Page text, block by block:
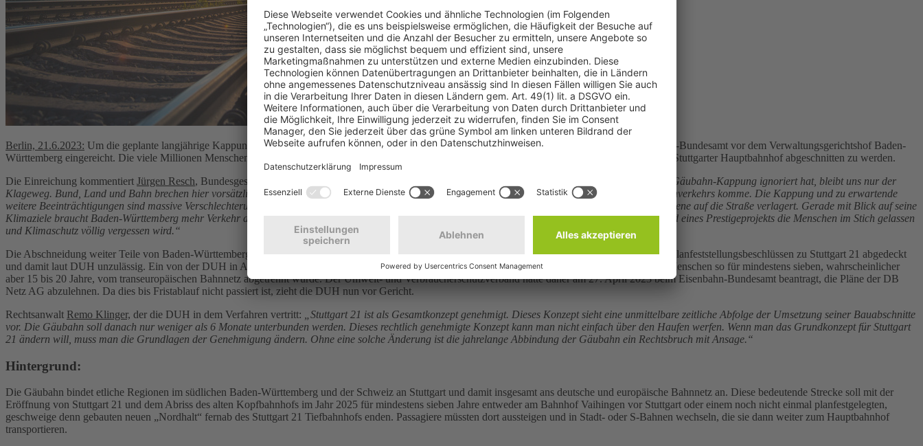
© nadianb - Adobe Stock
Berlin, 21.6.2023: Um die geplante langjährige Kappung der „Gäubahn“ zu verhindern, hat die Deutsche Umwelthilfe (DUH) Klage gegen das Eisenbahn-Bundesamt vor dem Verwaltungsgerichtshof Baden-
Württemberg eingereicht. Die viele Millionen Menschen ans transeuropäische Bahnnetz anbindende Bahn droht mit Inbetriebnahme von Stuttgart 21 vom Stuttgarter Hauptbahnhof abgeschnitten zu werden.
Die Einreichung kommentiert Jürgen Resch, Bundesgeschäftsführer der DUH:
„Nachdem das Eisenbahn-Bundesamt unseren Antrag auf Ablehnung der Gäubahn-Kappung ignoriert hat, bleibt uns nur der
Klageweg. Bund, Land und Bahn brechen hier vorsätzlich das Gesetz und ihr Versprechen, dass es durch Stuttgart 21 zu keiner Verschlechterung des Bahnverkehrs komme. Die Kappung und zu erwartende
weitere Beeinträchtigungen sind massive Verschlechterungen für Millionen Menschen. Das hätte nicht zuletzt die Folge, dass sich der Verkehr von der Schiene auf die Straße verlagert. Gerade mit Blick auf seine
Klimaziele braucht Baden-Württemberg mehr Verkehr auf der Schiene als auf der Straße . Es ist ein Armutszeugnis für die Landesregierung, dass aufgrund eines Prestigeprojekts die Menschen im Stich gelassen
und Klimaschutz völlig vergessen wird.“
Die Abschneidung weiter Teile von Baden-Württemberg und der Schweiz vom direkten Weg zum Hauptbahnhof Stuttgart ist nicht von den vorliegenden Planfeststellungsbeschlüssen zu Stuttgart 21 abgedeckt
und damit laut DUH unzulässig. Ein von der DUH in Auftrag gegebenes Rechtsgutachten belegt zudem, dass der Wohn- und Arbeitsort vieler Millionen Menschen so für mindestens sieben, wahrscheinlicher
aber 15 bis 20 Jahre, vom transeuropäischen Bahnnetz abgetrennt würde. Der Umwelt- und Verbraucherschutzverband hatte daher am 27. April 2023 beim Eisenbahn-Bundesamt beantragt, die Pläne der DB
Netz AG abzulehnen. Da dies bis Fristablauf nicht passiert ist, zieht die DUH nun vor Gericht.
Rechtsanwalt Remo Klinger, der die DUH in dem Verfahren vertritt:
„Stuttgart 21 ist als Gesamtkonzept genehmigt. Dieses Konzept sieht eine unmittelbare zeitliche Abfolge der Umsetzung seiner Bauabschnitte
vor. Die Gäubahn soll danach nur weniger als 6 Monate unterbunden werden. Dieses rechtlich genehmigte Konzept kann man nicht einfach über den Haufen werfen. Wenn man das Grundkonzept für Stuttgart
21 ändern will, muss man die Grundlagen der Genehmigung ändern. Ohne eine solche Änderung ist die jahrelange Abbindung der Gäubahn ein Rechtsbruch mit Ansage.“
Hintergrund:
Die Gäubahn bindet etliche Regionen im südlichen Baden-Württemberg und der Schweiz an Stuttgart und damit insgesamt ans deutsche und europäische Bahnnetz an. Diese bedeutende Strecke soll mit der
Eröffnung von Stuttgart 21 und dem Abriss des alten Kopfbahnhofs im Jahr 2025 für mindestens sieben Jahre entweder am Bahnhof Vaihingen vor Stuttgart oder einem noch nicht einmal planfestgelegten,
geschweige denn gebauten neuen „Nordhalt“ fernab des Stuttgart 21 Tiefbahnhofs enden. Passagiere müssten dort aussteigen und in Stadt- oder S-Bahnen wechseln, die sie dann weiter zum Hauptbahnhof
transportieren.